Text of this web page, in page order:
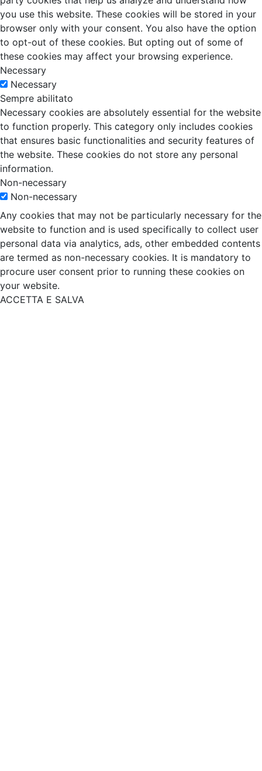
you use this website. These cookies will be stored in your
browser only with your consent. You also have the option
to opt-out of these cookies. But opting out of some of
these cookies may affect your browsing experience.
Necessary
Necessary
Sempre abilitato
Necessary cookies are absolutely essential for the website
to function properly. This category only includes cookies
that ensures basic functionalities and security features of
the website. These cookies do not store any personal
information.
Non-necessary
Non-necessary
Any cookies that may not be particularly necessary for the
website to function and is used specifically to collect user
personal data via analytics, ads, other embedded contents
are termed as non-necessary cookies. It is mandatory to
procure user consent prior to running these cookies on
your website.
ACCETTA E SALVA